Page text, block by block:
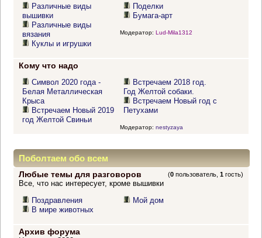
Различные виды
вышивки
Различные виды
вязания
Куклы и игрушки
Поделки
Бумага-арт
Модератор: Lud-Mila1312
Кому что надо
Символ 2020 года -
Белая Металлическая
Крыса
Встречаем Новый 2019
год Желтой Свиньи
Встречаем 2018 год.
Год Желтой собаки.
Встречаем Новый год с
Петухами
Модератор: nestyzaya
Поболтаем обо всем
Любые темы для разговоров (0 пользователь,1 гость)
Все, что нас интересует, кроме вышивки
Поздравления
В мире животных
Мой дом
Архив форума